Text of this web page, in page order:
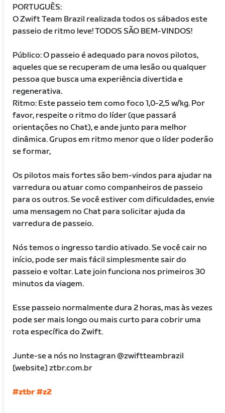
PORTUGUÊS:
O Zwift Team Brazil realizada todos os sábados este
passeio de ritmo leve! TODOS SÃO BEM-VINDOS!
Público: O passeio é adequado para novos pilotos,
aqueles que se recuperam de uma lesão ou qualquer
pessoa que busca uma experiência divertida e
regenerativa.
Ritmo: Este passeio tem como foco 1,0-2,5 w/kg. Por
favor, respeite o ritmo do líder (que passará
orientações no Chat), e ande junto para melhor
dinâmica. Grupos em ritmo menor que o líder poderão
se formar,
Os pilotos mais fortes são bem-vindos para ajudar na
varredura ou atuar como companheiros de passeio
para os outros. Se você estiver com dificuldades, envie
uma mensagem no Chat para solicitar ajuda da
varredura de passeio.
Nós temos o ingresso tardio ativado. Se você cair no
início, pode ser mais fácil simplesmente sair do
passeio e voltar. Late join funciona nos primeiros 30
minutos da viagem.
Esse passeio normalmente dura 2 horas, mas às vezes
pode ser mais longo ou mais curto para cobrir uma
rota específica do Zwift.
Junte-se a nós no Instagran @zwiftteambrazil
[website] ztbr.com.br
#ztbr#z2